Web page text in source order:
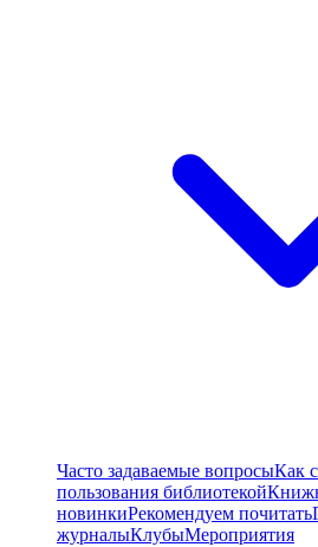
Часто задаваемые вопросыКак
пользования библиотекой
новинкиРекомендуем почитать
журналыКлубыМероприятия